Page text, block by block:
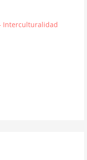
Interculturalidad